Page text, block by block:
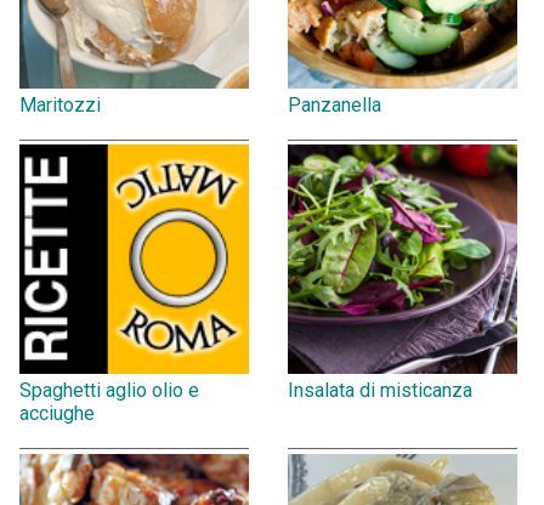
Maritozzi Panzanella
Spaghetti aglio olio e
acciughe
Insalata di misticanza